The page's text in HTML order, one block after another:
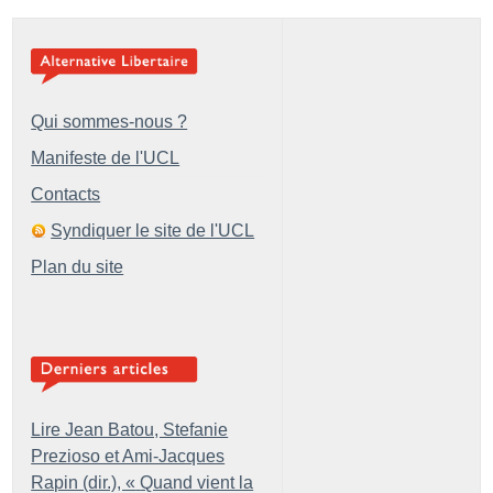
Qui sommes-nous ?
Manifeste de l'UCL
Contacts
Syndiquer le site de l'UCL
Plan du site
Lire Jean Batou, Stefanie
Prezioso et Ami-Jacques
Rapin (dir.), « Quand vient la